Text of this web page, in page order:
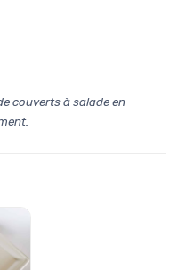
couverts à salade en